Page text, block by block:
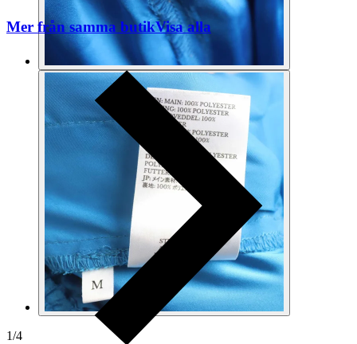
1/4
Mer från samma butikVisa alla